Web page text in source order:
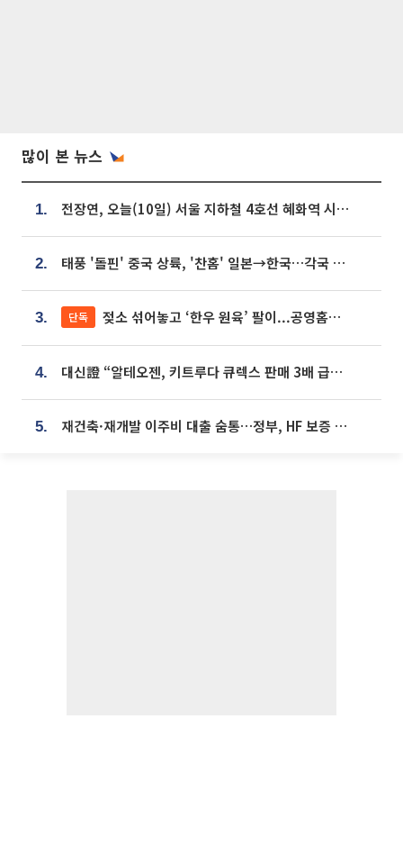
많이 본 뉴스
1. 전장연, 오늘(10일) 서울 지하철 4호선 혜화역 시위…1호선 용산역 무정차
2. 태풍 '돌핀' 중국 상륙, '찬홈' 일본→한국…각국 기상청 예상 경로는?
3. 단독 젖소 섞어놓고 ‘한우 원육’ 팔이...공영홈쇼핑 표기·검증 구멍
4. 대신證 “알테오젠, 키트루다 큐렉스 판매 3배 급증…목표가 41만원 상향”
5. 재건축·재개발 이주비 대출 숨통…정부, HF 보증 신설 추진